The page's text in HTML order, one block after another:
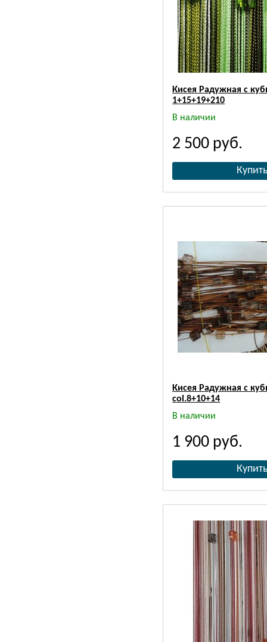
Кисея Радужная с
1+15+19+210
В наличии
2 500 руб.
Кисея Радужная с
col.8+10+14
В наличии
1 900 руб.